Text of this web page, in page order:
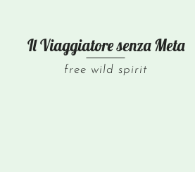
Il Viaggiatore senzaMeta
free wild spirit